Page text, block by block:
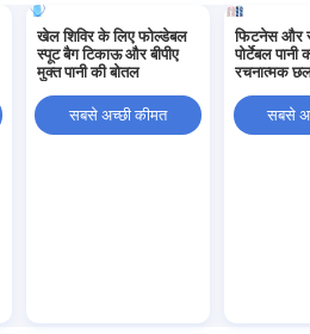
खेल शिविर के लिए फोल्डेबल
स्पूट बैग टिकाऊ और बीपीए
मुक्त पानी की बोतल
सबसे अच्छी कीमत
फिटनेस और
पोर्टेबल पानी
रचनात्मक
सबसे